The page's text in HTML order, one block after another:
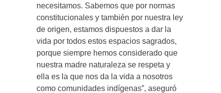
necesitamos. Sabemos que por normas
constitucionales y también por nuestra ley
de origen, estamos dispuestos a dar la
vida por todos estos espacios sagrados,
porque siempre hemos considerado que
nuestra madre naturaleza se respeta y
ella es la que nos da la vida a nosotros
como comunidades indígenas”, aseguró